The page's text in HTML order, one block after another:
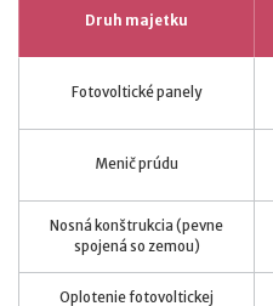
Druh majetku
Fotovoltické panely
Menič prúdu
Nosná konštrukcia (pevne
spojená so zemou)
Oplotenie fotovoltickej